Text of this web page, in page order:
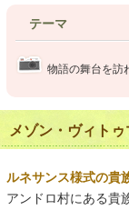
テーマ
物語の舞台を訪
メゾン・ヴィト
ルネサンス様式の貴
アンドロ村にある貴